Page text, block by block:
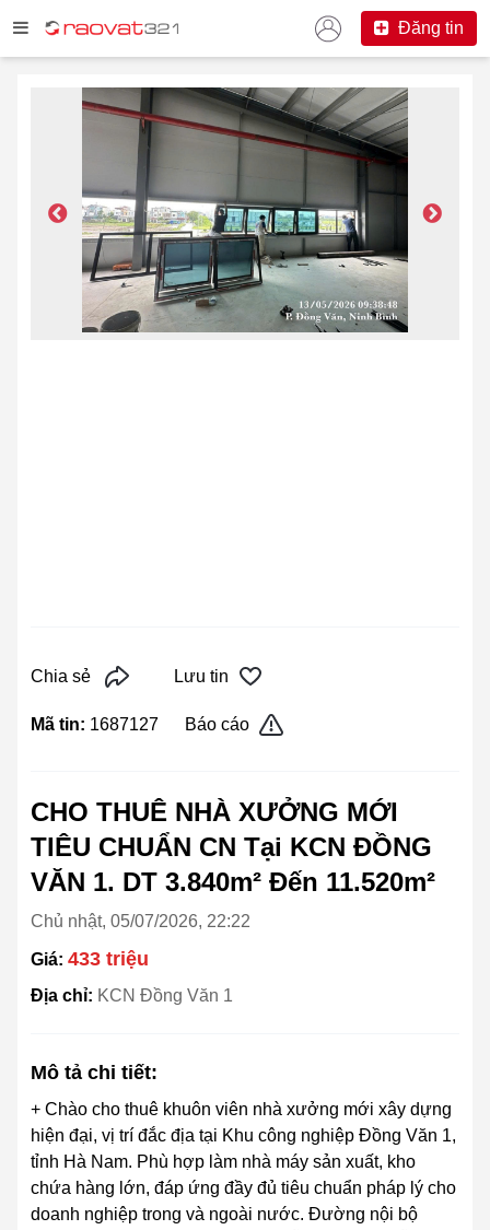
Đăng tin
Chia sẻ Lưu tin
Mã tin: 1687127 Báo cáo
CHO THUÊ NHÀ XƯỞNG MỚI
TIÊU CHUẨN CN Tại KCN ĐỒNG
VĂN 1. DT 3.840m² Đến 11.520m²
Chủ nhật, 05/07/2026, 22:22
Giá: 433 triệu
Địa chỉ: KCN Đồng Văn 1
Mô tả chi tiết:
+ Chào cho thuê khuôn viên nhà xưởng mới xây dựng
hiện đại, vị trí đắc địa tại Khu công nghiệp Đồng Văn 1,
tỉnh Hà Nam. Phù hợp làm nhà máy sản xuất, kho
chứa hàng lớn, đáp ứng đầy đủ tiêu chuẩn pháp lý cho
doanh nghiệp trong và ngoài nước. Đường nội bộ